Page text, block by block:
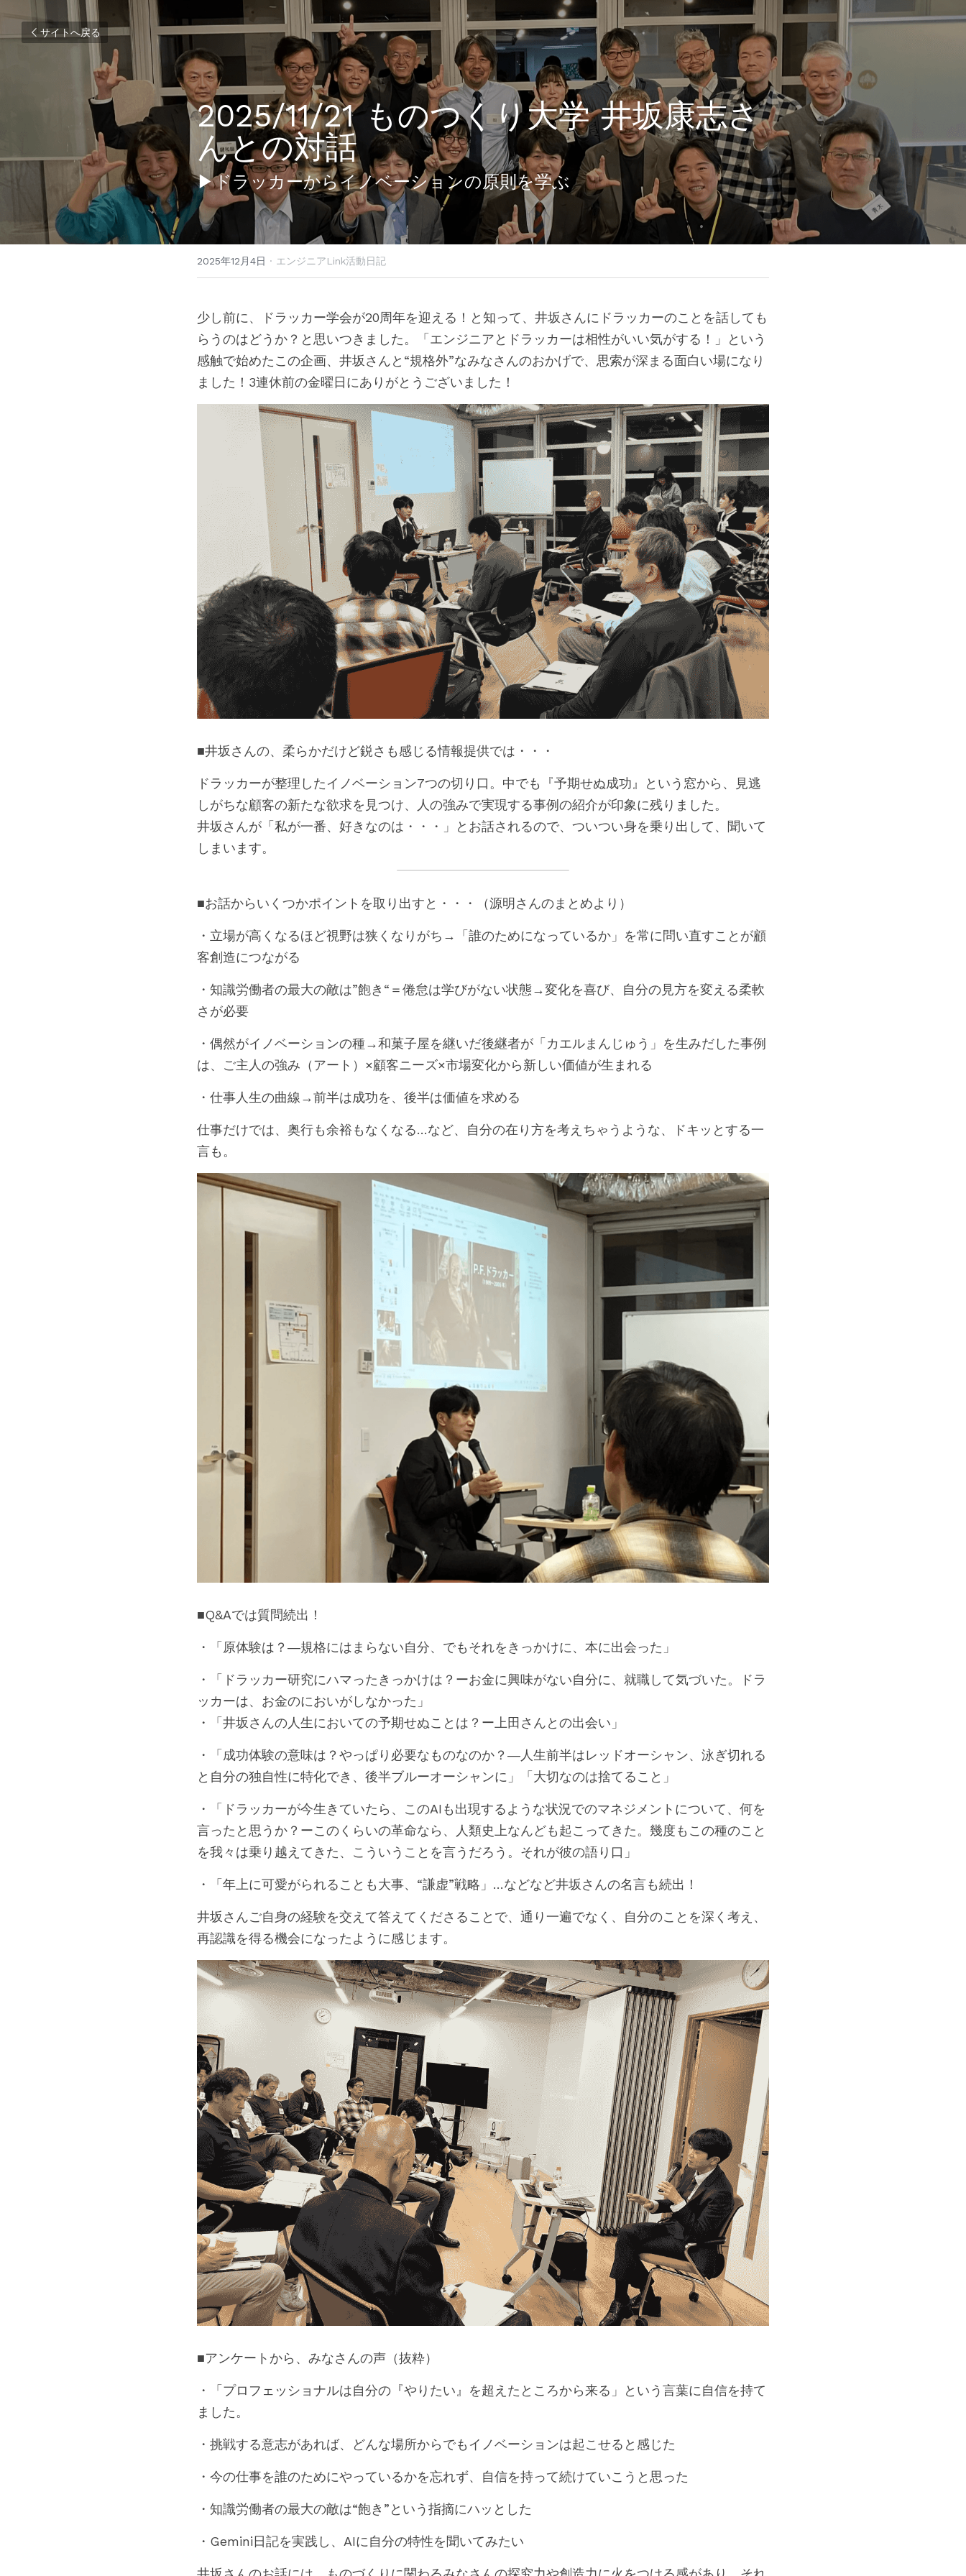
サイトへ戻る
2025/11/21 ものつくり大学 井坂康志さ
んとの対話
▶ドラッカーからイノベーションの原則を学ぶ
2025年12月4日 · エンジニアLink活動日記
少し前に、ドラッカー学会が20周年を迎える！と知って、井坂さんにドラッカーのことを話しても
らうのはどうか？と思いつきました。「エンジニアとドラッカーは相性がいい気がする！」という
感触で始めたこの企画、井坂さんと“規格外”なみなさんのおかげで、思索が深まる面白い場になり
ました！3連休前の金曜日にありがとうございました！
■井坂さんの、柔らかだけど鋭さも感じる情報提供では・・・
ドラッカーが整理したイノベーション7つの切り口。中でも『予期せぬ成功』という窓から、見逃
しがちな顧客の新たな欲求を見つけ、人の強みで実現する事例の紹介が印象に残りました。
井坂さんが「私が一番、好きなのは・・・」とお話されるので、ついつい身を乗り出して、聞いて
しまいます。
■お話からいくつかポイントを取り出すと・・・（源明さんのまとめより）
・立場が高くなるほど視野は狭くなりがち→「誰のためになっているか」を常に問い直すことが顧
客創造につながる
・知識労働者の最大の敵は”飽き“＝倦怠は学びがない状態→変化を喜び、自分の見方を変える柔軟
さが必要
・偶然がイノベーションの種→和菓子屋を継いだ後継者が「カエルまんじゅう」を生みだした事例
は、ご主人の強み（アート）×顧客ニーズ×市場変化から新しい価値が生まれる
・仕事人生の曲線→前半は成功を、後半は価値を求める
仕事だけでは、奥行も余裕もなくなる…など、自分の在り方を考えちゃうような、ドキッとする一
言も。
■Q&Aでは質問続出！
・「原体験は？―規格にはまらない自分、でもそれをきっかけに、本に出会った」
・「ドラッカー研究にハマったきっかけは？ーお金に興味がない自分に、就職して気づいた。ドラ
ッカーは、お金のにおいがしなかった」
・「井坂さんの人生においての予期せぬことは？ー上田さんとの出会い」
・「成功体験の意味は？やっぱり必要なものなのか？―人生前半はレッドオーシャン、泳ぎ切れる
と自分の独自性に特化でき、後半ブルーオーシャンに」「大切なのは捨てること」
・「ドラッカーが今生きていたら、このAIも出現するような状況でのマネジメントについて、何を
言ったと思うか？ーこのくらいの革命なら、人類史上なんども起こってきた。幾度もこの種のこと
を我々は乗り越えてきた、こういうことを言うだろう。それが彼の語り口」
・「年上に可愛がられることも大事、“謙虚”戦略」…などなど井坂さんの名言も続出！
井坂さんご自身の経験を交えて答えてくださることで、通り一遍でなく、自分のことを深く考え、
再認識を得る機会になったように感じます。
■アンケートから、みなさんの声（抜粋）
・「プロフェッショナルは自分の『やりたい』を超えたところから来る」という言葉に自信を持て
ました。
・挑戦する意志があれば、どんな場所からでもイノベーションは起こせると感じた
・今の仕事を誰のためにやっているかを忘れず、自信を持って続けていこうと思った
・知識労働者の最大の敵は“飽き”という指摘にハッとした
・Gemini日記を実践し、AIに自分の特性を聞いてみたい